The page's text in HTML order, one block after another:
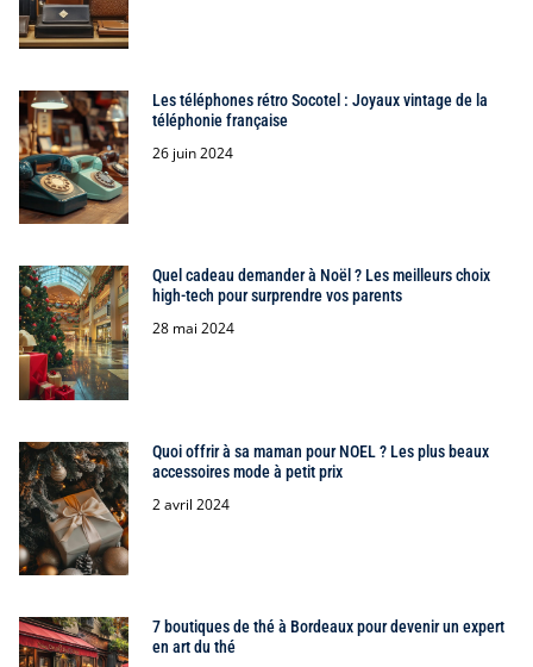
Les téléphones rétro Socotel : Joyaux vintage de la
téléphonie française
26 juin 2024
Quel cadeau demander à Noël ? Les meilleurs choix
high-tech pour surprendre vos parents
28 mai 2024
Quoi offrir à sa maman pour NOEL ? Les plus beaux
accessoires mode à petit prix
2 avril 2024
7 boutiques de thé à Bordeaux pour devenir un expert
en art du thé